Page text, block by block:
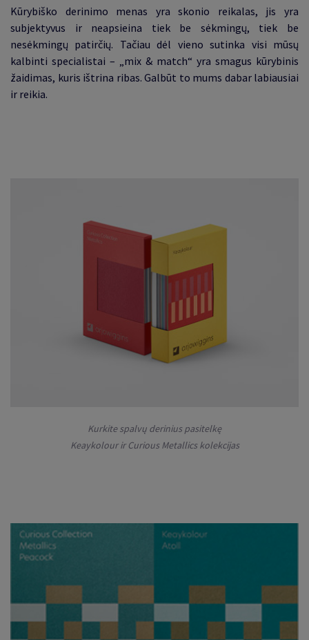
Kūrybiško derinimo menas yra skonio reikalas, jis yra
subjektyvus ir neapsieina tiek be sėkmingų, tiek be
nesėkmingų patirčių. Tačiau dėl vieno sutinka visi mūsų
kalbinti specialistai – „mix & match“ yra smagus kūrybinis
žaidimas, kuris ištrina ribas. Galbūt to mums dabar labiausiai
ir reikia.
Kurkite spalvų derinius pasitelkę
Keaykolour ir Curious Metallics kolekcijas